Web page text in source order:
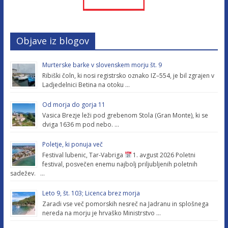
Objave iz blogov
Murterske barke v slovenskem morju št. 9
Ribiški čoln, ki nosi registrsko oznako IZ–554, je bil zgrajen v
Ladjedelnici Betina na otoku …
Od morja do gorja 11
Vasica Brezje leži pod grebenom Stola (Gran Monte), ki se
dviga 1636 m pod nebo. …
Poletje, ki ponuja več
Festival lubenic, Tar-Vabriga
1. avgust 2026 Poletni
festival, posvečen enemu najbolj priljubljenih poletnih
sadežev. …
Leto 9, št. 103; Licenca brez morja
Zaradi vse več pomorskih nesreč na Jadranu in splošnega
nereda na morju je hrvaško Ministrstvo …